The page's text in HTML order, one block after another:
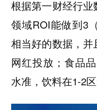
根据第一财经行
领域ROI能做到3
相当好的数据，
网红投放；食品
水准，饮料在1-2区